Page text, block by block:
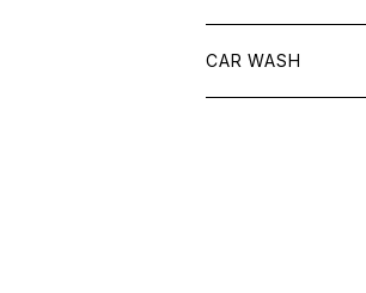
CAR WASH